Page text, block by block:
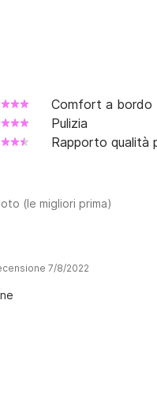
Comfort a bordo
Pulizia
Rapporto qualità
(le migliori prima)
7/8/2022